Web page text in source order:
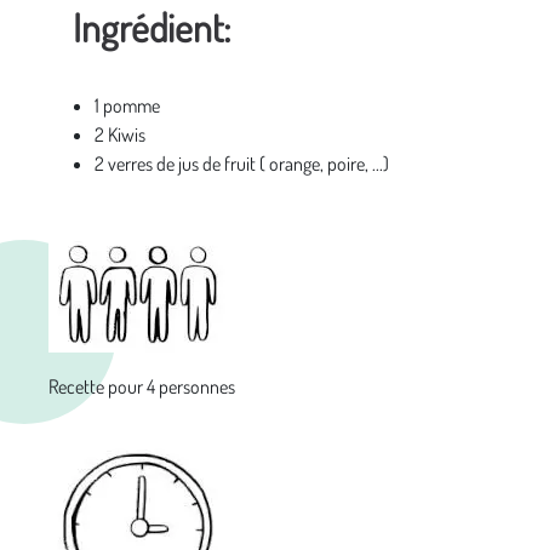
Ingrédient:
1 pomme
2 Kiwis
2 verres de jus de fruit ( orange, poire, ...)
Recette pour 4 personnes